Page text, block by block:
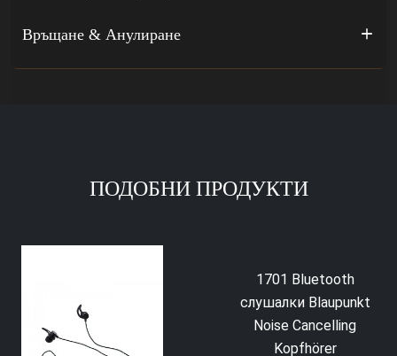
Връщане & Анулиране
ПОДОБНИ ПРОДУКТИ